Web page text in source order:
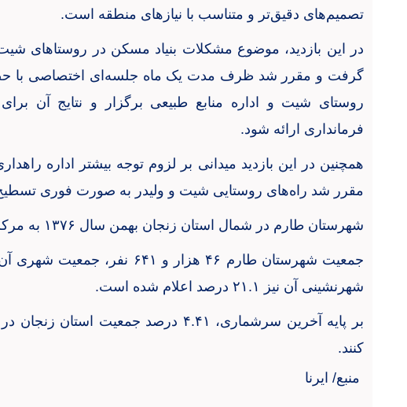
تصمیم‌های دقیق‌تر و متناسب با نیازهای منطقه است.
در این بازدید، موضوع مشکلات بنیاد مسکن در روستاهای
گرفت و مقرر شد ظرف مدت یک ماه جلسه‌ای اختصاصی با
روستای شیت و اداره منابع طبیعی برگزار و نتایج آن
فرمانداری ارائه شود.
همچنین در این بازدید میدانی بر لزوم توجه بیشتر اداره
مقرر شد راه‌های روستایی شیت و ولیدر به صورت فوری
شهرستان طارم در شمال استان زنجان بهمن سال ۱۳۷۶ به
جمعیت شهرستان طارم ۴۶ هزار و ۶۴۱ نفر، جمعیت شهری
شهرنشینی آن نیز
۲۱.۱ درصد اعلام شده است.
بر پایه آخرین سرشماری، ۴.۴۱ درصد جمعیت استان زنجان
کنند.
منبع/ ایرنا